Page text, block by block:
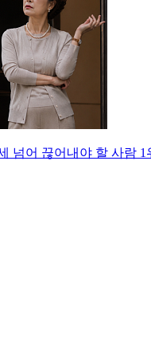
넘어 끊어내야 할 사람 1